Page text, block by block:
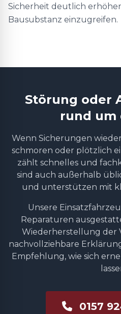
Sicherheit deutlich
Bausubstanz einzugreifen.
Störung oder
rund um
Wenn Sicherungen
schmoren oder plötzlich
zählt schnelles und
sind auch außerhalb
und unterstützen mit
Unsere
Reparaturen
Wiederherstellung der
nachvollziehbare
Empfehlung, wie sich
0157